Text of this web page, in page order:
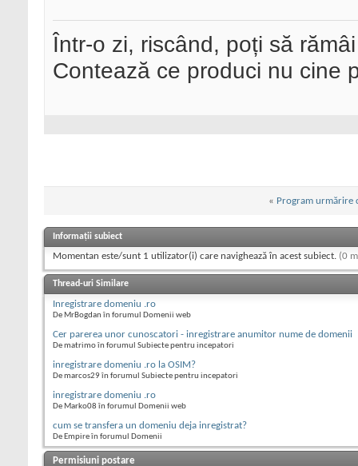
Într-o zi, riscând, poți să
Contează ce produci nu cine
« Program urmărire
Informații subiect
Momentan este/sunt 1 utilizator(i) care navighează în acest subiect. (0
Thread-uri Similare
Inregistrare domeniu .ro
De MrBogdan în forumul Domenii web
Cer parerea unor cunoscatori - inregistrare anumitor nume de domenii
De matrimo în forumul Subiecte pentru incepatori
inregistrare domeniu .ro la OSIM?
De marcos29 în forumul Subiecte pentru incepatori
inregistrare domeniu .ro
De Marko08 în forumul Domenii web
cum se transfera un domeniu deja inregistrat?
De Empire în forumul Domenii
Permisiuni postare